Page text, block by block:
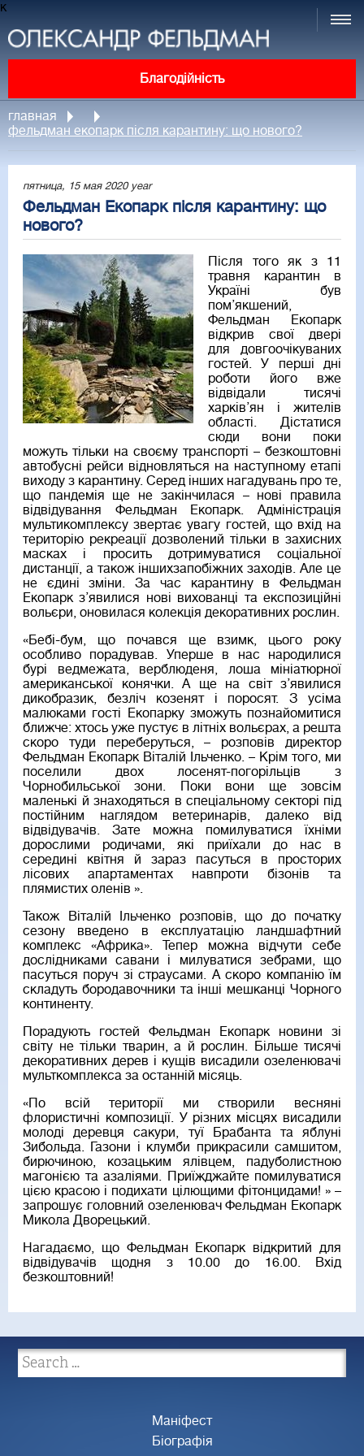
к
Благодійність
главная
фельдман екопарк після карантину: що нового?
пятница, 15 мая 2020 year
Фельдман Екопарк після карантину: що
нового?
Після того як з 11
травня карантин в
Україні був
пом’якшений,
Фельдман Екопарк
відкрив свої двері
для довгоочікуваних
гостей. У перші дні
роботи його вже
відвідали тисячі
харків’ян і жителів
області. Дістатися
сюди вони поки
можуть тільки на своєму транспорті – безкоштовні
автобусні рейси відновляться на наступному етапі
виходу з карантину. Серед інших нагадувань про те,
що пандемія ще не закінчилася – нові правила
відвідування Фельдман Екопарк. Адміністрація
мультикомплексу звертає увагу гостей, що вхід на
територію рекреації дозволений тільки в захисних
масках і просить дотримуватися соціальної
дистанції, а також іншихзапобіжних заходів. Але це
не єдині зміни. За час карантину в Фельдман
Екопарк з’явилися нові вихованці та експозиційні
вольєри, оновилася колекція декоративних рослин.
«Бебі-бум, що почався ще взимк, цього року
особливо порадував. Уперше в нас народилися
бурі ведмежата, верблюденя, лоша мініатюрної
американської конячки. А ще на світ з’явилися
дикобразик, безліч козенят і поросят. З усіма
малюками гості Екопарку зможуть познайомитися
ближче: хтось уже пустує в літніх вольєрах, а решта
скоро туди переберуться, – розповів директор
Фельдман Екопарк Віталій Ільченко. – Крім того, ми
поселили двох лосенят-погорільців з
Чорнобильської зони. Поки вони ще зовсім
маленькі й знаходяться в спеціальному секторі під
постійним наглядом ветеринарів, далеко від
відвідувачів. Зате можна помилуватися їхніми
дорослими родичами, які приїхали до нас в
середині квітня й зараз пасуться в просторих
лісових апартаментах навпроти бізонів та
плямистих оленів ».
Також Віталій Ільченко розповів, що до початку
сезону введено в експлуатацію ландшафтний
комплекс «Африка». Тепер можна відчути себе
дослідниками савани і милуватися зебрами, що
пасуться поруч зі страусами. А скоро компанію їм
складуть бородавочники та інші мешканці Чорного
континенту.
Порадують гостей Фельдман Екопарк новини зі
світу не тільки тварин, а й рослин. Більше тисячі
декоративних дерев і кущів висадили озеленювачі
мульткомплекса за останній місяць.
«По всій території ми створили весняні
флористичні композиції. У різних місцях висадили
молоді деревця сакури, туї Брабанта та яблуні
Зибольда. Газони і клумби прикрасили самшитом,
бирючиною, козацьким ялівцем, падуболистною
магонією та азаліями. Приїжджайте помилуватися
цією красою і подихати цілющими фітонцидами! » –
запрошує головний озеленювач Фельдман Екопарк
Микола Дворецький.
Нагадаємо, що Фельдман Екопарк відкритий для
відвідувачів щодня з 10.00 до 16.00. Вхід
безкоштовний!
Маніфест
Біографія